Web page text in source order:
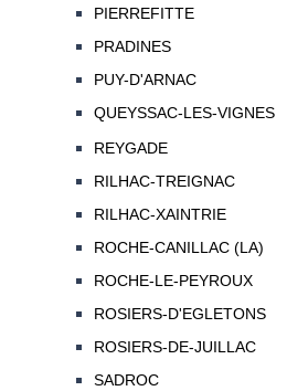
PIERREFITTE
PRADINES
PUY-D'ARNAC
QUEYSSAC-LES-VIGNES
REYGADE
RILHAC-TREIGNAC
RILHAC-XAINTRIE
ROCHE-CANILLAC (LA)
ROCHE-LE-PEYROUX
ROSIERS-D'EGLETONS
ROSIERS-DE-JUILLAC
SADROC